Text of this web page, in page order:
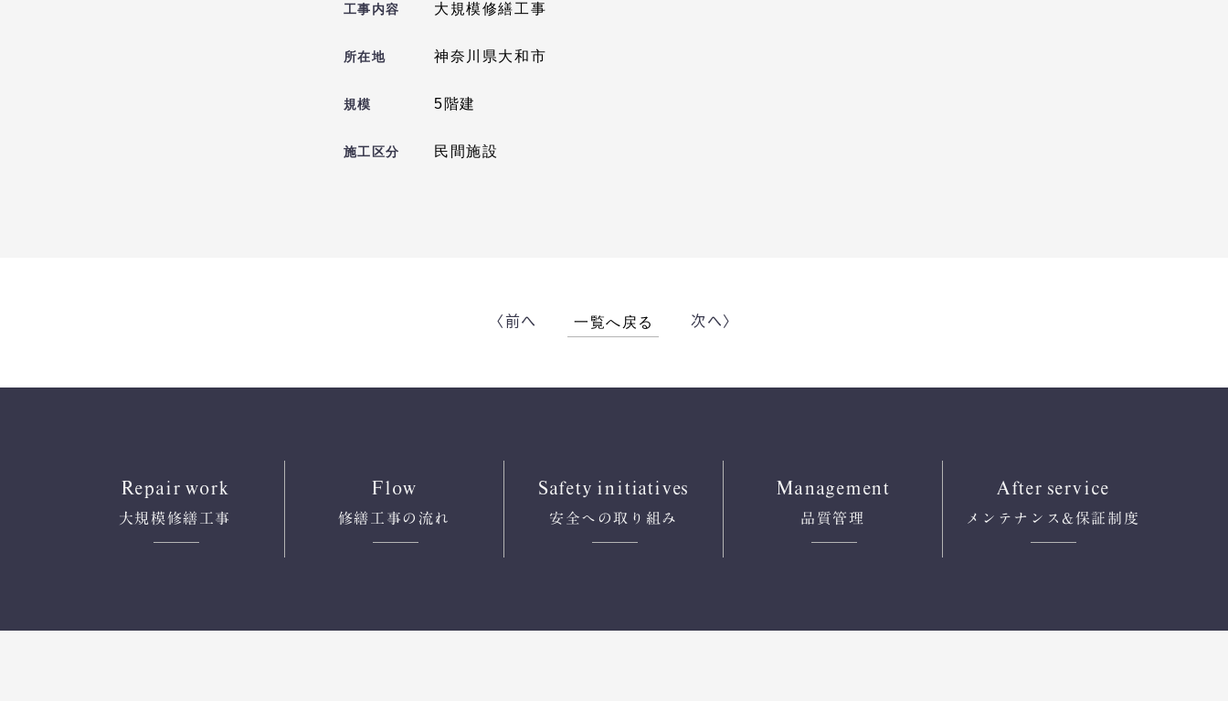
工事内容 大規模修繕工事
所在地 神奈川県大和市
規模 5階建
施工区分 民間施設
〈前へ 一覧へ戻る 次へ〉
Repair work
大規模修繕工事
Flow
修繕工事の流れ
Safety initiatives
安全への取り組み
Management
品質管理
After service
メンテナンス &保証制度